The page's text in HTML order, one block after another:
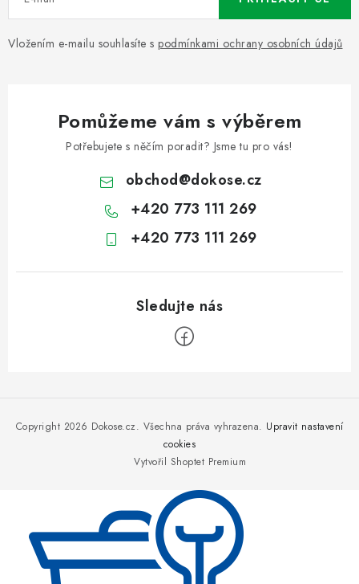
Vložením e-mailu souhlasíte s podmínkami ochrany osobních údajů
Pomůžeme vám s výběrem
Potřebujete s něčím poradit? Jsme tu pro vás!
obchod@dokose.cz
+420 773 111 269
+420 773 111 269
Vytvořil Shoptet Premium
Copyright 2026 Dokose.cz. Všechna práva vyhrazena. Upravit nastavení
cookies